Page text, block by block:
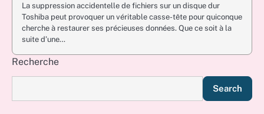
La suppression accidentelle de fichiers sur un disque dur
Toshiba peut provoquer un véritable casse-tête pour quiconque
cherche à restaurer ses précieuses données. Que ce soit à la
suite d’une…
Recherche
Search